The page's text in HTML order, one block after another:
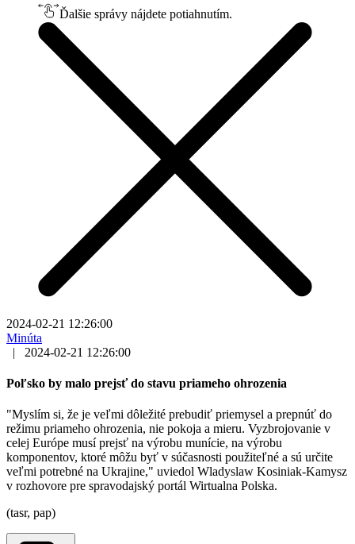
Ďalšie správy nájdete potiahnutím.
2024-02-21 12:26:00
Minúta
|
2024-02-21 12:26:00
Poľsko by malo prejsť do stavu priameho ohrozenia
"Myslím si, že je veľmi dôležité prebudiť priemysel a prepnúť do
režimu priameho ohrozenia, nie pokoja a mieru. Vyzbrojovanie v
celej Európe musí prejsť na výrobu munície, na výrobu
komponentov, ktoré môžu byť v súčasnosti použiteľné a sú určite
veľmi potrebné na Ukrajine," uviedol Wladyslaw Kosiniak-Kamysz
v rozhovore pre spravodajský portál Wirtualna Polska.
(tasr, pap)